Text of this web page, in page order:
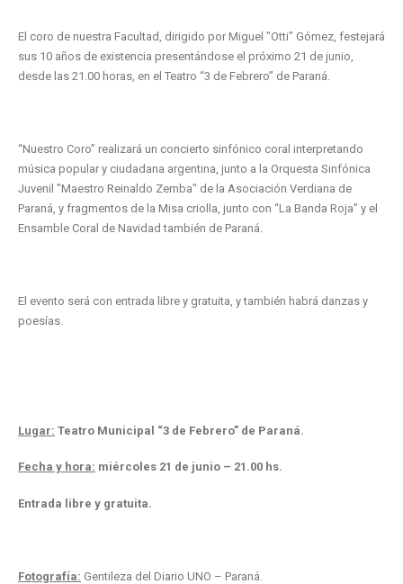
El coro de nuestra Facultad, dirigido por Miguel "Otti" Gómez, festejará
sus 10 años de existencia presentándose el próximo 21 de junio,
desde las 21.00 horas, en el Teatro “3 de Febrero” de Paraná.
“Nuestro Coro” realizará un concierto sinfónico coral interpretando
música popular y ciudadana argentina, junto a la Orquesta Sinfónica
Juvenil "Maestro Reinaldo Zemba" de la Asociación Verdiana de
Paraná, y fragmentos de la Misa criolla, junto con “La Banda Roja” y el
Ensamble Coral de Navidad también de Paraná.
El evento será con entrada libre y gratuita, y también habrá danzas y
poesías.
Lugar: Teatro Municipal “3 de Febrero” de Paraná.
Fecha y hora: miércoles 21 de junio – 21.00 hs.
Entrada libre y gratuita.
Fotografía: Gentileza del Diario UNO – Paraná.